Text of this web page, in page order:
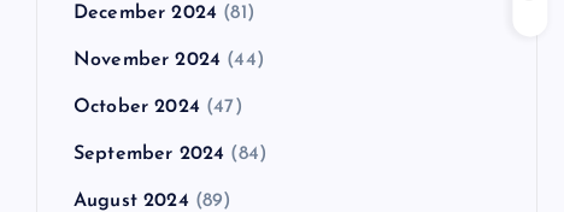
December 2024 (81)
November 2024 (44)
October 2024 (47)
September 2024 (84)
August 2024 (89)